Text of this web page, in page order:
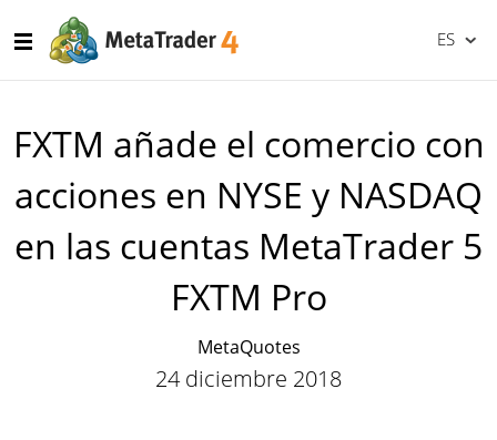
ES
FXTM añade el comercio con
acciones en NYSE y NASDAQ
en las cuentas MetaTrader 5
FXTM Pro
MetaQuotes
24 diciembre 2018